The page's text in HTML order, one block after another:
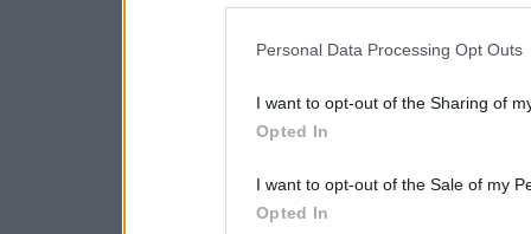
Personal Data Processing Opt Outs
I want to opt-out of the Sharing of
Opted In
I want to opt-out of the Sale of my
Opted In